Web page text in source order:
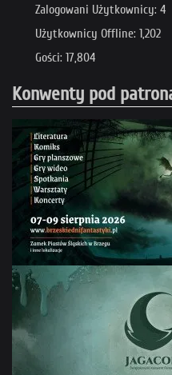
Zalogowani Użytkownicy: 4
Użytkownicy Offline: 1,202
Gości: 17,804
Konwenty pod